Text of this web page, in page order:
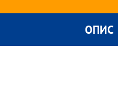
ОПИС